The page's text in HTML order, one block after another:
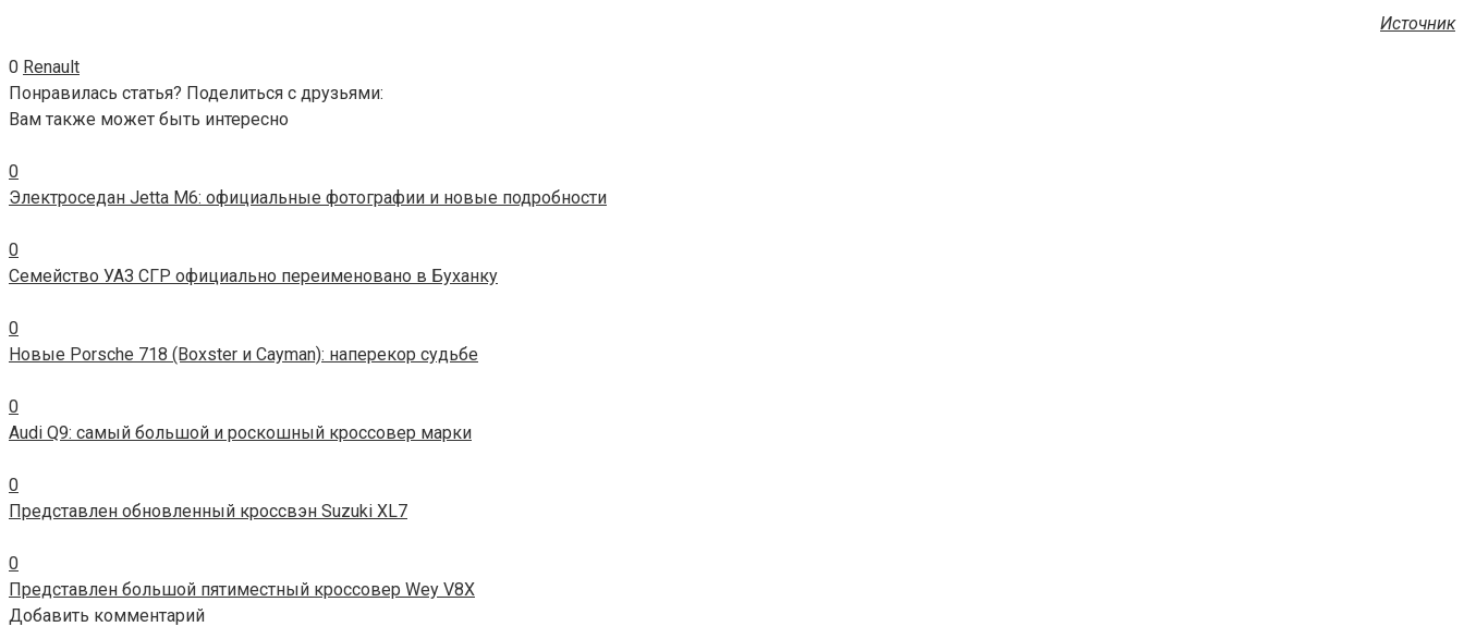
Источник
0 Renault
Понравилась статья? Поделиться с друзьями:
Вам также может быть интересно
0
Электроседан Jetta M6: официальные фотографии и новые подробности
0
Семейство УАЗ СГР официально переименовано в Буханку
0
Новые Porsche 718 (Boxster и Cayman): наперекор судьбе
0
Audi Q9: самый большой и роскошный кроссовер марки
0
Представлен обновленный кроссвэн Suzuki XL7
0
Представлен большой пятиместный кроссовер Wey V8X
Добавить комментарий